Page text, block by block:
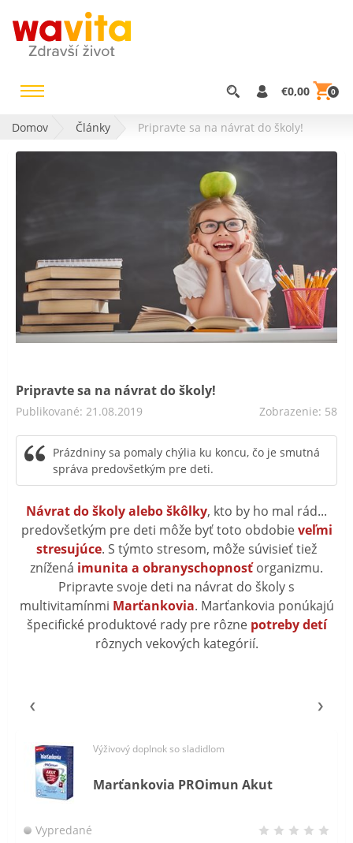
€0,00 0
Domov Články Pripravte sa na návrat do školy!
Pripravte sa na návrat do školy!
Publikované: 21.08.2019 Zobrazenie: 58
Prázdniny sa pomaly chýlia ku koncu, čo je smutná
správa predovšetkým pre deti.
Návrat do školy alebo škôlky, kto by ho mal rád...
predovšetkým pre deti môže byť toto obdobieveľmi
stresujúce. S týmto stresom, môže súvisieť tiež
znížená imunita a obranyschopnosťorganizmu.
Pripravte svoje deti na návrat do školy s
multivitamínmi Marťankovia. Marťankovia ponúkajú
špecifické produktové rady pre rôzne potreby detí
rôznych vekových kategórií.
Výživový doplnok so sladidlom
Marťankovia PROimun Akut
Vypredané